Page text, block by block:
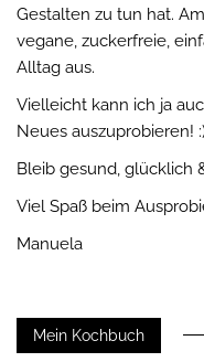
Gestalten zu tun hat.
vegane, zuckerfreie,
Alltag aus.
Vielleicht kann ich ja
Neues auszuprobieren!
Bleib gesund, glücklich
Viel Spaß beim
Manuela
Mein Kochbuch